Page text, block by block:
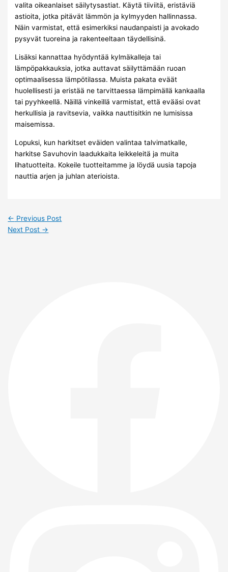
valita oikeanlaiset säilytysastiat. Käytä tiiviitä, eristäviä
astioita, jotka pitävät lämmön ja kylmyyden hallinnassa.
Näin varmistat, että esimerkiksi naudanpaisti ja avokado
pysyvät tuoreina ja rakenteeltaan täydellisinä.
Lisäksi kannattaa hyödyntää kylmäkalleja tai
lämpöpakkauksia, jotka auttavat säilyttämään ruoan
optimaalisessa lämpötilassa. Muista pakata eväät
huolellisesti ja eristää ne tarvittaessa lämpimällä kankaalla
tai pyyhkeellä. Näillä vinkeillä varmistat, että evääsi ovat
herkullisia ja ravitsevia, vaikka nauttisitkin ne lumisissa
maisemissa.
Lopuksi, kun harkitset eväiden valintaa talvimatkalle,
harkitse Savuhovin laadukkaita leikkeleitä ja muita
lihatuotteita. Kokeile tuotteitamme ja löydä uusia tapoja
nauttia arjen ja juhlan aterioista.
← Previous Post
Next Post →